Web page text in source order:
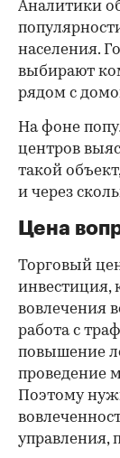
Аналитики
населения.
выбирают
рядом с
На фоне
центров
такой
и через
Цена
Торговый
инвестиция,
вовлечения
работа с
повышение
проведение
Поэтому
управления,